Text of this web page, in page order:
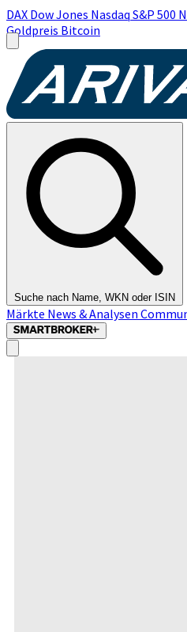
DAX Dow Jones Nasdaq S&P 500
Goldpreis Bitcoin
Suche nach Name, WKN oder ISIN
Märkte News & Analysen